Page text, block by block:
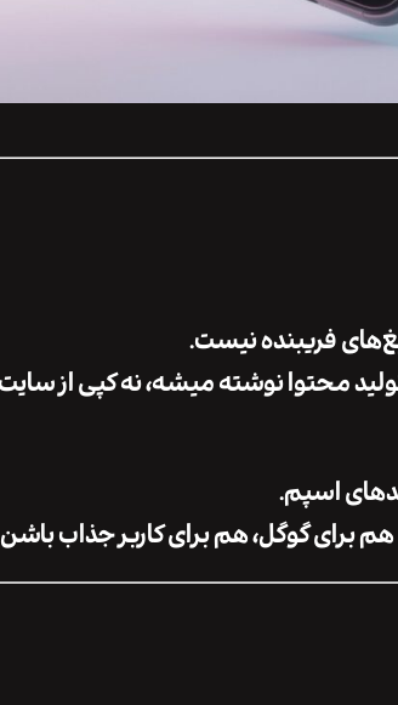
فریبنده نیست.
محتوا نوشته میشه، نه کپی از
اسپم.
برای گوگل، هم برای کاربر جذاب